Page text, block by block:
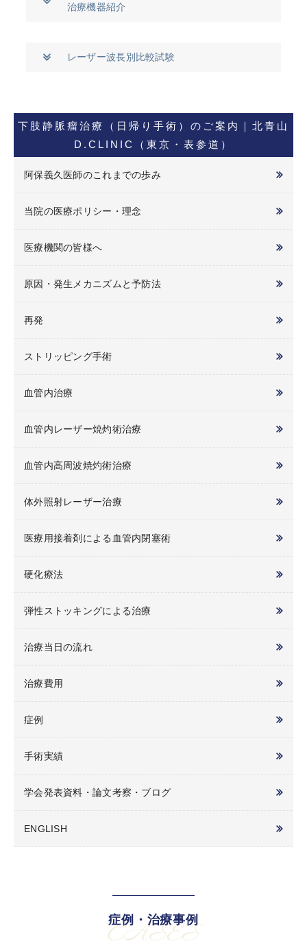
治療機器紹介
レーザー波長別比較試験
下肢静脈瘤治療（日帰り手術）のご案内｜北青山
D.CLINIC（東京・表参道）
阿保義久医師のこれまでの歩み
当院の医療ポリシー・理念
医療機関の皆様へ
原因・発生メカニズムと予防法
再発
ストリッピング手術
血管内治療
血管内レーザー焼灼術治療
血管内高周波焼灼術治療
体外照射レーザー治療
医療用接着剤による血管内閉塞術
硬化療法
弾性ストッキングによる治療
治療当日の流れ
治療費用
症例
手術実績
学会発表資料・論文考察・ブログ
ENGLISH
症例・治療事例
CASES